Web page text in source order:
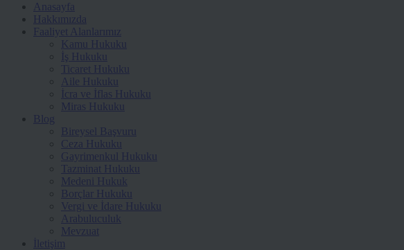
Anasayfa
Hakkımızda
Faaliyet Alanlarımız
Kamu Hukuku
İş Hukuku
Ticaret Hukuku
Aile Hukuku
İcra ve İflas Hukuku
Miras Hukuku
Blog
Bireysel Başvuru
Ceza Hukuku
Gayrimenkul Hukuku
Tazminat Hukuku
Medeni Hukuk
Borçlar Hukuku
Vergi ve İdare Hukuku
Arabuluculuk
Mevzuat
İletişim